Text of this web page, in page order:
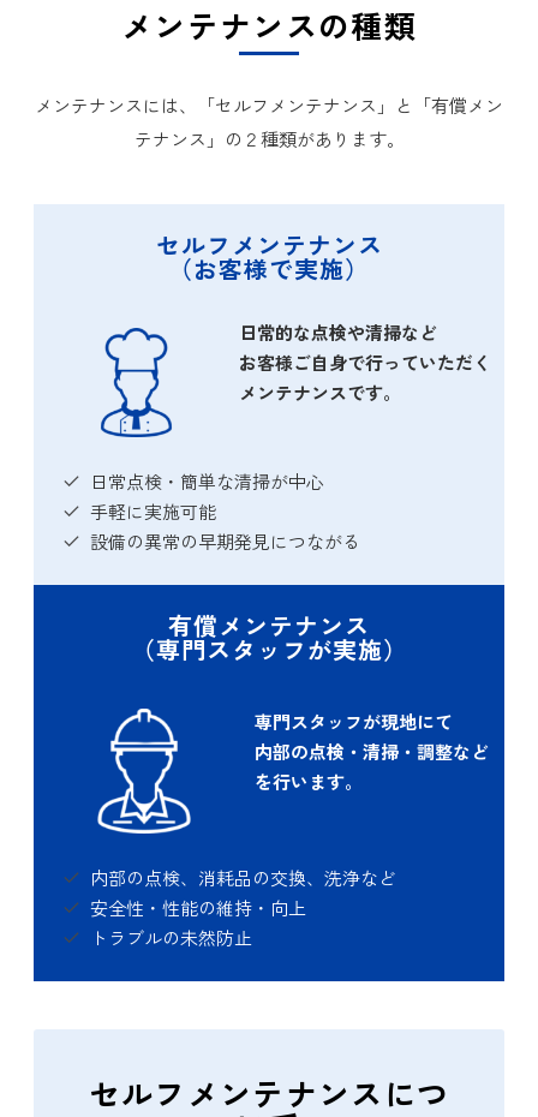
メンテナンスの種類
メンテナンスには、「セルフメンテナンス」と「有償メン
テナンス」の２種類があります。
セルフメンテナンス
（お客様で実施）
日常的な点検や清掃など
お客様ご自身で行っていただく
メンテナンスです。
日常点検・簡単な清掃が中心
手軽に実施可能
設備の異常の早期発見につながる
有償メンテナンス
（専門スタッフが実施）
専門スタッフが現地にて
内部の点検・清掃・調整など
を行います。
内部の点検、消耗品の交換、洗浄など
安全性・性能の維持・向上
トラブルの未然防止
セルフメンテナンスにつ